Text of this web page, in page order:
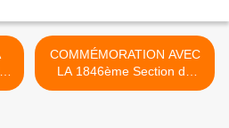
COMMÉMORATION AVEC
LA 1846ème Section du
CANADA >